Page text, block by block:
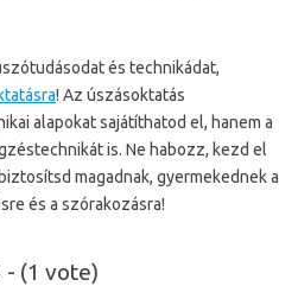
és technikádat,
! Az úszásoktatás
alapokat sajátíthatod el, hanem a
is. Ne habozz, kezd el
magadnak, gyermekednek a
és a szórakozásra!
- (1 vote)